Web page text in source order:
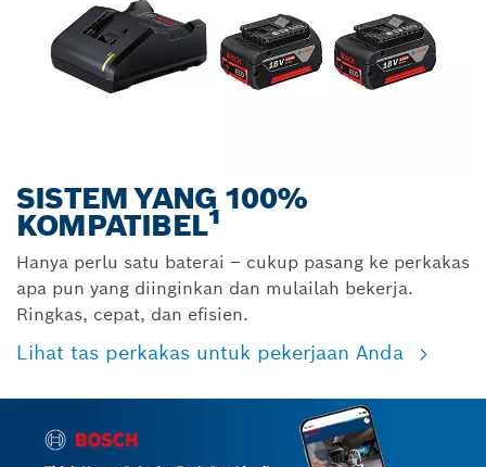
SISTEM YANG 100%
KOMPATIBEL¹
Hanya perlu satu baterai – cukup pasang ke perkakas
apa pun yang diinginkan dan mulailah bekerja.
Ringkas, cepat, dan efisien.
Lihat tas perkakas untuk pekerjaan Anda